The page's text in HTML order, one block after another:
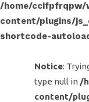
/home/
content/plugins/
shortcode-
Notice:
type null in /
content/